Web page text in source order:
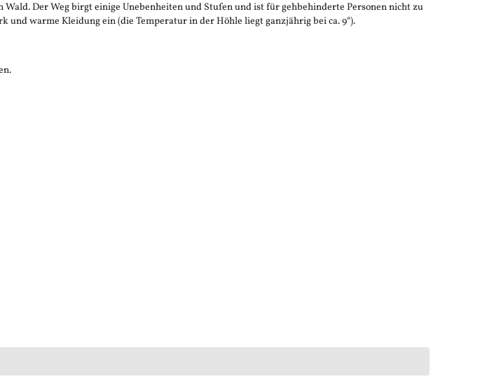
Der Weg birgt einige Unebenheiten und Stufen und ist für gehbehinderte Personen nicht zu
warme Kleidung ein (die Temperatur in der Höhle liegt ganzjährig bei ca. 9°).